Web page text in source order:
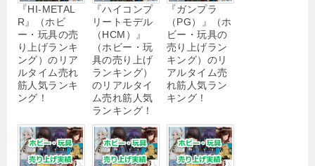
『HI-METAL
R』（ホビ
ー・玩具の売
り上げランキ
ング）のリア
ルタイム売れ
筋人気ランキ
ング！
『ハイコンプ
リートモデル
（HCM）』
（ホビー・玩
具の売り上げ
ランキング）
のリアルタイ
ム売れ筋人気
ランキング！
『ガンプラ
（PG）』（ホ
ビー・玩具の
売り上げラン
キング）のリ
アルタイム売
れ筋人気ラン
キング！